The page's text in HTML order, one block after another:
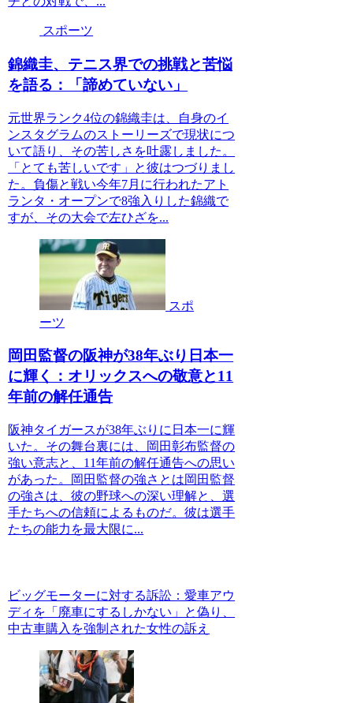
スポーツ
錦織圭、テニス界での挑戦と苦悩
を語る：「諦めていない」
元世界ランク4位の錦織圭は、自身のイ
ンスタグラムのストーリーズで現状につ
いて語り、その苦しさを吐露しました。
「とても苦しいです」と彼はつづりまし
た。負傷と戦い今年7月に行われたアト
ランタ・オープンで8強入りした錦織で
すが、その大会で左ひざを...
スポ
ーツ
岡田監督の阪神が38年ぶり日本一
に輝く：オリックスへの敬意と11
年前の解任通告
阪神タイガースが38年ぶりに日本一に輝
いた。その舞台裏には、岡田彰布監督の
強い意志と、11年前の解任通告への思い
があった。岡田監督の強さとは岡田監督
の強さは、彼の野球への深い理解と、選
手たちへの信頼によるものだ。彼は選手
たちの能力を最大限に...
ビッグモーターに対する訴訟：愛車アウ
ディを「廃車にするしかない」と偽り、
中古車購入を強制された女性の訴え